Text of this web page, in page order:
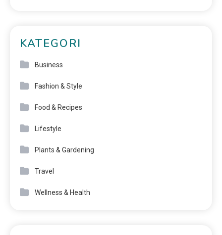
KATEGORI
Business
Fashion & Style
Food & Recipes
Lifestyle
Plants & Gardening
Travel
Wellness & Health